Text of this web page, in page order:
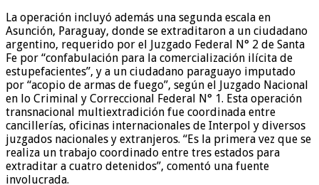
La operación incluyó además una segunda escala en
Asunción, Paraguay, donde se extraditaron a un ciudadano
argentino, requerido por el Juzgado Federal N° 2 de Santa
Fe por “confabulación para la comercialización ilícita de
estupefacientes”, y a un ciudadano paraguayo imputado
por “acopio de armas de fuego”, según el Juzgado Nacional
en lo Criminal y Correccional Federal N° 1. Esta operación
transnacional multiextradición fue coordinada entre
cancillerías, oficinas internacionales de Interpol y diversos
juzgados nacionales y extranjeros. “Es la primera vez que se
realiza un trabajo coordinado entre tres estados para
extraditar a cuatro detenidos”, comentó una fuente
involucrada.